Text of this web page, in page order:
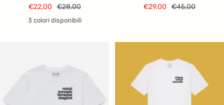
Prezzo
di
€22,00 Prezzo
regolare
€28,00
3 colori disponibili
Prezzo
€29,00
Prezzo
€45,00